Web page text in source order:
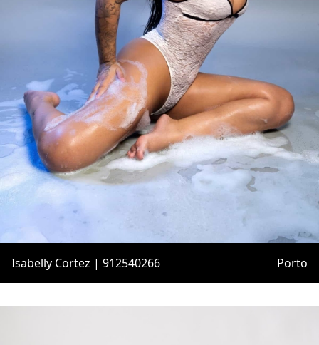
Isabelly Cortez | 912540266 Porto